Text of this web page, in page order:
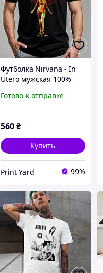
Футболка Nirvana - In
Utero мужская 100%
Готово к отправке
560₴
Купить
Print Yard 99%